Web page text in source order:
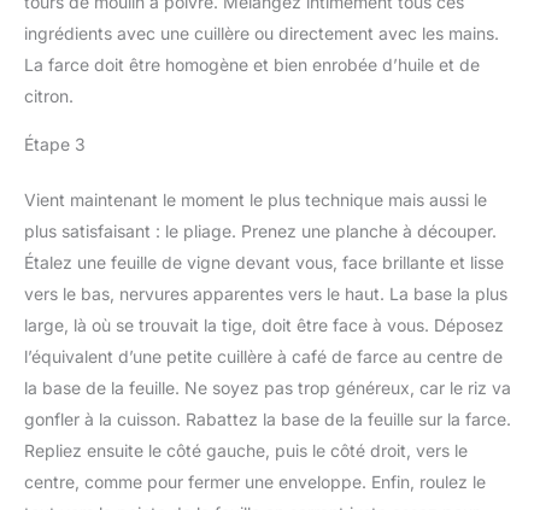
ingrédients avec une cuillère ou directement avec les mains.
La farce doit être homogène et bien enrobée d’huile et de
citron.
Étape 3
Vient maintenant le moment le plus technique mais aussi le
plus satisfaisant : le pliage. Prenez une planche à découper.
Étalez une feuille de vigne devant vous, face brillante et lisse
vers le bas, nervures apparentes vers le haut. La base la plus
large, là où se trouvait la tige, doit être face à vous. Déposez
l’équivalent d’une petite cuillère à café de farce au centre de
la base de la feuille. Ne soyez pas trop généreux, car le riz va
gonfler à la cuisson. Rabattez la base de la feuille sur la farce.
Repliez ensuite le côté gauche, puis le côté droit, vers le
centre, comme pour fermer une enveloppe. Enfin, roulez le